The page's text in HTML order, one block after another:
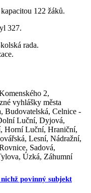
122 žáků.
327.
rada.
2,
vyhlášky města
Budovatelská, Celnice -
Luční, Dyjová,
Horní Luční, Hraniční,
Lesní, Nádražní,
Sadová,
Úzká, Záhumní
povinný subjekt